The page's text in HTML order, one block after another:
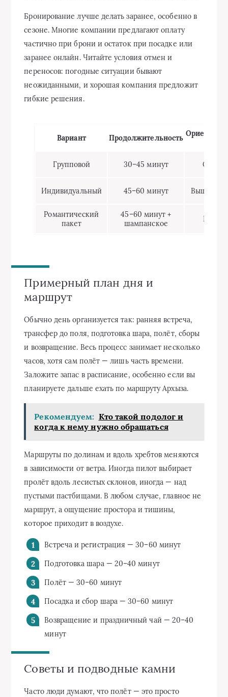
Бронирование лучше делать заранее, особенно в
сезоне. Многие компании предлагают оплату
частично при брони и остаток при посадке или
заранее онлайн. Читайте условия отмен и
переносов: погодные ситуации бывают
неожиданными, и хорошая компания предложит
гибкие решения.
Вариант Продолжительность
Групповой 30–45 минут
Индивидуальный 45–60 минут Выше
Романтический
пакет
45–60 минут +
шампанское
Примерный план дня и
маршрут
Обычно день организуется так: ранняя встреча,
трансфер до поля, подготовка шара, полёт, сборы
и возвращение. Весь процесс занимает несколько
часов, хотя сам полёт — лишь часть времени.
Заложите запас в расписание, особенно если вы
планируете дальше ехать по маршруту Архыза.
Рекомендуем: Кто такой подолог и
когда к нему нужно обращаться
Маршруты по долинам и вдоль хребтов меняются
в зависимости от ветра. Иногда пилот выбирает
пролёт вдоль лесистых склонов, иногда — над
пустыми пастбищами. В любом случае, главное не
маршрут, а ощущение простора и тишины,
которое приходит в воздухе.
Встреча и регистрация — 30–60 минут
Подготовка шара — 20–40 минут
Полёт — 30–60 минут
Посадка и сбор шара — 30–60 минут
Возвращение и праздничный чай — 20–40
минут
Советы и подводные камни
Часто люди думают, что полёт — это просто